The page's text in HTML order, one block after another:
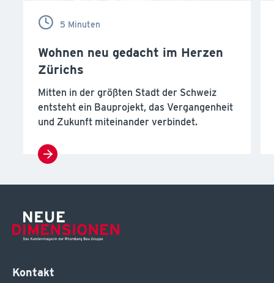
5 Minuten
Wohnen neu gedacht im Herzen
Zürichs
Mitten in der größten Stadt der Schweiz
entsteht ein Bauprojekt, das Vergangenheit
und Zukunft miteinander verbindet.
Kontakt